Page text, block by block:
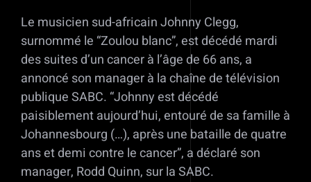
Le musicien sud-africain Johnny Clegg,
surnommé le “Zoulou blanc”, est décédé mardi
des suites d’un cancer à l’âge de 66 ans, a
annoncé son manager à la chaîne de télévision
publique SABC. “Johnny est décédé
paisiblement aujourd’hui, entouré de sa famille à
Johannesbourg (…), après une bataille de quatre
ans et demi contre le cancer”, a déclaré son
manager, Rodd Quinn, sur la SABC.